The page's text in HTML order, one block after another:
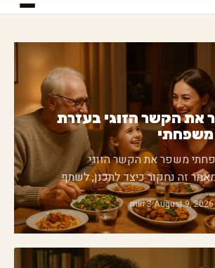
את הקשר הזוגי בעזרת
משפחתי
משפר את הקשר הזוגי
זה נחקור כיצד לתכנן, לשתף
יחד כמשפחה.
·
August 9, 2026
·
3 min